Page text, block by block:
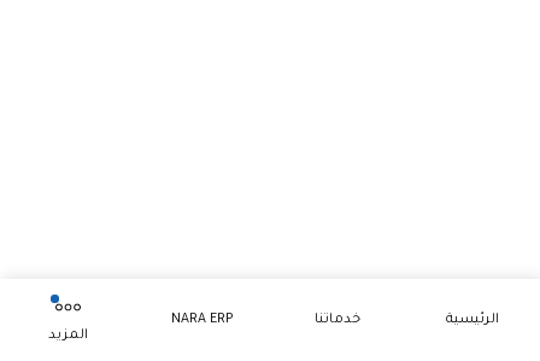
الرئيسية خدماتنا
NARA ERP
المزيد